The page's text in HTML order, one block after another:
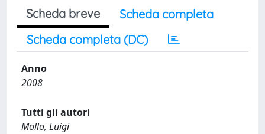
Scheda breve
Scheda completa
Scheda completa (DC)
Anno
2008
Tutti gli autori
Mollo, Luigi